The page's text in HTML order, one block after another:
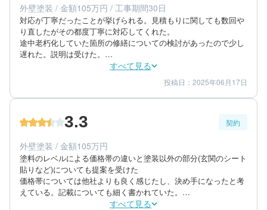
この世には最高級の材料と工事で破格の激安工事代金などありえ
ません。
こちらの要望をよく理解して提案に取り入れてくれました。ま
た、屋根材のパターンを2通り用意してくれ、それぞれ丁寧にテ
レビモニターで映像を見ながら説明してくれたのでよりわかりや
私が選んだ工事内容に対して妥当な工事金額であり、誠実・正直
私はDIYをやっており、仕事がら建築の知識も少しあり、かなり
や相談、依頼の電話をしたのですが、都度早急にキチンと対応し
てくレました。また電話だけでなくよく現場にも足を運んでくれ
ましたので安心でした。
築年数：50年
外壁塗装 / 金額105万円 / 工事期間30日
対応が丁寧だったことが挙げられる。見積もりに関しても数回や
り直したがその都度丁寧に対応してくれた。
途中老朽化していた箇所の修繕についての検討があったので少し
遅れた。説明は受けた。
ベランダに少しだけ傷が付いた。その点については報告を受け
た。また、玄関のシート貼り付けの関係でキーシリンダーの取り
外しを行なってもらったが、施工後に鍵が回りにくくなったた
め、住宅会社にメンテナンスを依頼した。外壁の塗装については
すべて見る
仕上がり 3
満足度 3
40代/男性/一戸建て
築年数：15年
投稿日：2025年06月17日
3.3 契約
外壁塗装 / 金額105万円
塗料のレベルによる価格帯の違いと塗装以外の部分(玄関のシート
貼りなど)についても提案を受けた
価格帯については他社よりも良く感じたし、決め手になったと考
えている。記載についても細く書かれていた。
特に問題ないと思うが、時折こちらの連絡内容を忘れていること
すべて見る